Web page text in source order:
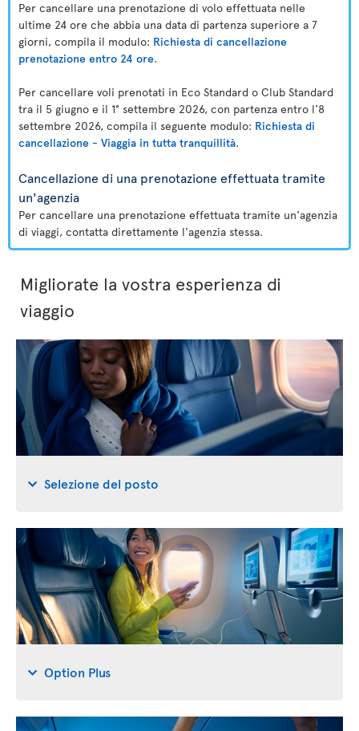
Per cancellare una prenotazione di volo effettuata nelle
ultime 24 ore che abbia una data di partenza superiore a 7
giorni, compila il modulo: Richiesta di cancellazione
prenotazione entro 24 ore.
Per cancellare voli prenotati in Eco Standard o Club Standard
tra il 5 giugno e il 1° settembre 2026, con partenza entro l'8
settembre 2026, compila il seguente modulo: Richiesta di
cancellazione - Viaggia in tutta tranquillità.
Cancellazione di una prenotazione effettuata tramite
un'agenzia
Per cancellare una prenotazione effettuata tramite un'agenzia
di viaggi, contatta direttamente l'agenzia stessa.
Migliorate la vostra esperienza di
viaggio
Selezione del posto
Option Plus